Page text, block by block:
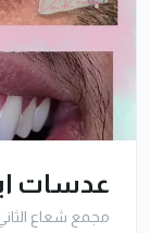
عدسات
مجمع شعاع